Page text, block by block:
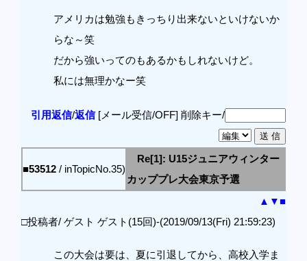
アメリカは勉強もきっちり出来ないといけないか
らな～笑
だから強いってのもあるかもしれないけど。
私には無理かなー笑
引用返信/返信[メール受信/OFF] 削除キー/
■53512 / inTopicNo.35)
Re[1]: U15ジュニアウィンター
カッププレ大会東京予選
▲ ▼■
□投稿者/ ゲスト ゲスト(15回)-(2019/09/13(Fri) 21:59:23)
この大会は要は、夏に引退してから、高校入学ま